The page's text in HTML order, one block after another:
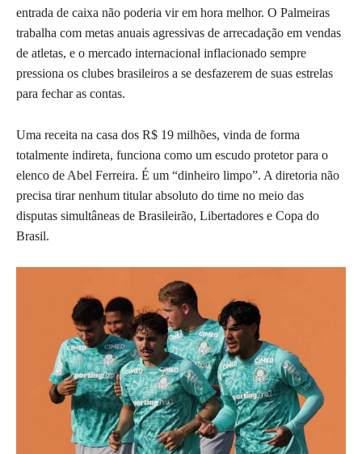
entrada de caixa não poderia vir em hora melhor. O Palmeiras
trabalha com metas anuais agressivas de arrecadação em vendas
de atletas, e o mercado internacional inflacionado sempre
pressiona os clubes brasileiros a se desfazerem de suas estrelas
para fechar as contas.
Uma receita na casa dos R$ 19 milhões, vinda de forma
totalmente indireta, funciona como um escudo protetor para o
elenco de Abel Ferreira. É um “dinheiro limpo”. A diretoria não
precisa tirar nenhum titular absoluto do time no meio das
disputas simultâneas de Brasileirão, Libertadores e Copa do
Brasil.